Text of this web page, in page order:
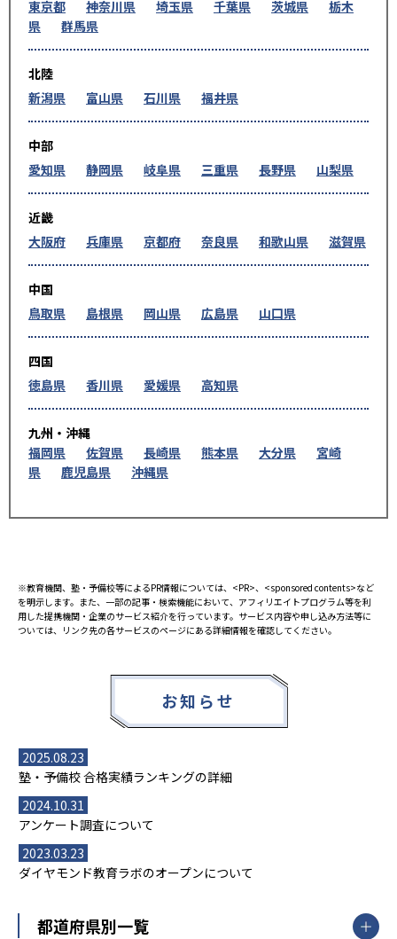
東京都
神奈川県 埼玉県 千葉県 茨城県
栃木
県
群馬県
北陸
新潟県
富山県 石川県 福井県
中部
愛知県
静岡県 岐阜県 三重県 長野県 山梨県
近畿
大阪府
兵庫県 京都府 奈良県 和歌山県 滋賀県
中国
鳥取県
島根県 岡山県 広島県 山口県
四国
徳島県
香川県 愛媛県 高知県
九州・沖縄
福岡県
佐賀県 長崎県 熊本県 大分県
宮崎
県
鹿児島県 沖縄県
※教育機関、塾・予備校等によるPR情報については、<PR>、<sponsored contents>など
を明示します。また、一部の記事・検索機能において、アフィリエイトプログラム等を利
用した提携機関・企業のサービス紹介を行っています。サービス内容や申し込み方法等に
ついては、リンク先の各サービスのページにある詳細情報を確認してください。
お知らせ
2025.08.23
塾・予備校 合格実績ランキングの詳細
2024.10.31
アンケート調査について
2023.03.23
ダイヤモンド教育ラボのオープンについて
都道府県別一覧